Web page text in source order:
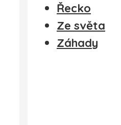
Řecko
Ze světa
Záhady